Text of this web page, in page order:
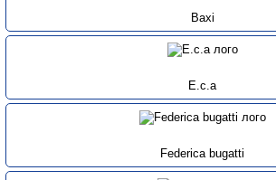
Baxi
E.c.a
Federica bugatti